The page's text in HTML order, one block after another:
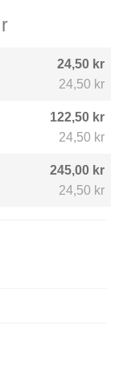
24,50 kr
24,50 kr
122,50 kr
24,50 kr
245,00 kr
24,50 kr